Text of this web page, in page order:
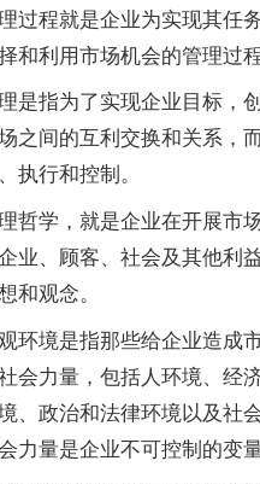
程就是企业为实现其任
和利用市场机会的管理过程
指为了实现企业目标，
之间的互利交换和关系，
执行和控制。
学，就是企业在开展市
业、顾客、社会及其他利
和观念。
境是指那些给企业造成
会力量，包括人环境、经
、政治和法律环境以及社
力量是企业不可控制的变量